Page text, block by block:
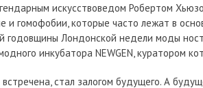
искусствоведом Робертом
и гомофобии, которые часто лежат в
годовщины Лондонской недели моды
инкубатора NEWGEN, куратором
стал залогом будущего. А